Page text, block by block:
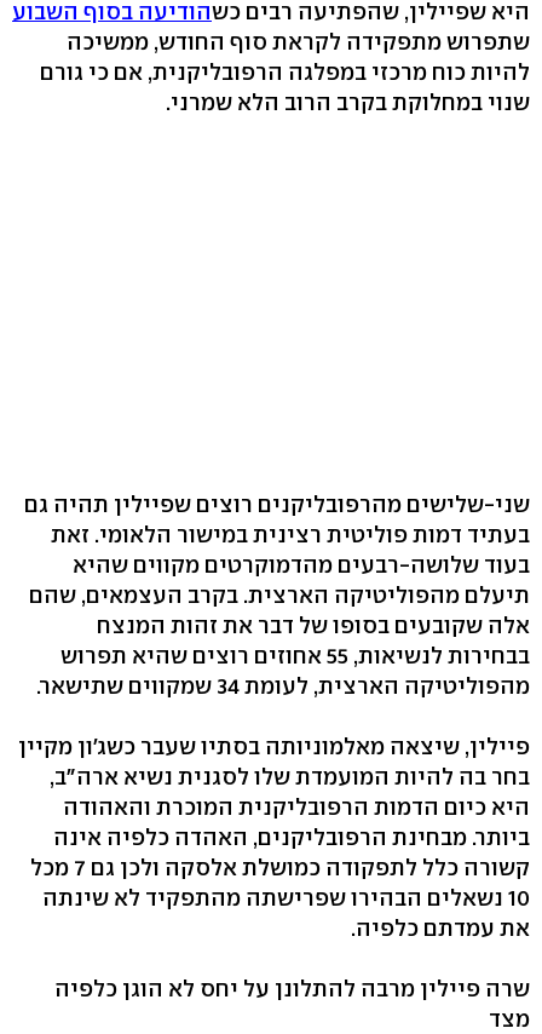
היא שפיילין, שהפתיעה רבים כשהודיעה בסוף השבוע
שתפרוש מתפקידה לקראת סוף החודש, ממשיכה
להיות כוח מרכזי במפלגה הרפובליקנית, אם כי גורם
שנוי במחלוקת בקרב הרוב הלא שמרני.
שני-שלישים מהרפובליקנים רוצים שפיילין תהיה גם
בעתיד דמות פוליטית רצינית במישור הלאומי. זאת
בעוד שלושה-רבעים מהדמוקרטים מקווים שהיא
תיעלם מהפוליטיקה הארצית. בקרב העצמאים, שהם
אלה שקובעים בסופו של דבר את זהות המנצח
בבחירות לנשיאות, 55 אחוזים רוצים שהיא תפרוש
מהפוליטיקה הארצית, לעומת 34 שמקווים שתישאר.
פיילין, שיצאה מאלמוניותה בסתיו שעבר כשג'ון מקיין
בחר בה להיות המועמדת שלו לסגנית נשיא ארה"ב,
היא כיום הדמות הרפובליקנית המוכרת והאהודה
ביותר. מבחינת הרפובליקנים, האהדה כלפיה אינה
קשורה כלל לתפקודה כמושלת אלסקה ולכן גם 7 מכל
10 נשאלים הבהירו שפרישתה מהתפקיד לא שינתה
את עמדתם כלפיה.
שרה פיילין מרבה להתלונן על יחס לא הוגן כלפיה
מצד